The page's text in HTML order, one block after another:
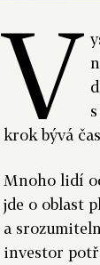
V
krok bývá
Mnoho lidí
jde o oblast
a
investor